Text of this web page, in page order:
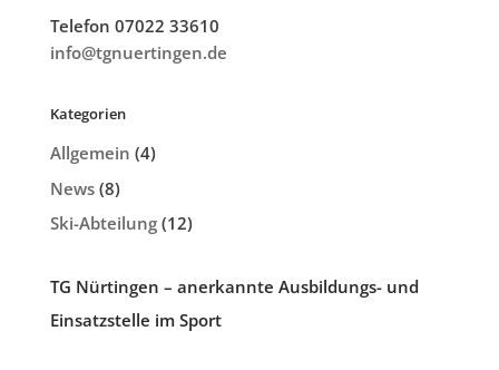
Telefon 07022 33610
info@tgnuertingen.de
Kategorien
Allgemein (4)
News(8)
Ski-Abteilung(12)
TG Nürtingen – anerkannte Ausbildungs- und
Einsatzstelle im Sport